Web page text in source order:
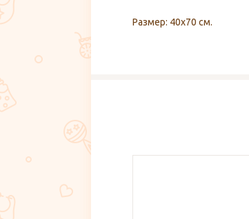
Размер: 40х70 см.